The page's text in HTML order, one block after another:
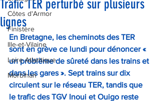
Côtes d'Armor
Finistère
Ille-et-Vilaine
Loire Atlantique
Morbihan
Trafic TER perturbé sur plusieurs
lignes
En Bretagne, les cheminots des TER
sont en grève ce lundi pour dénoncer «
un problème de sûreté dans les trains et
dans les gares ». Sept trains sur dix
circulent sur le réseau TER, tandis que
le trafic des TGV Inoui et Ouigo reste